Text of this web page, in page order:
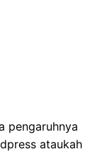
pengaruhnya
ataukah